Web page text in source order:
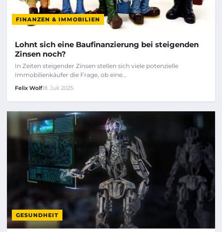
FINANZEN & IMMOBILIEN
Lohnt sich eine Baufinanzierung bei steigenden
Zinsen noch?
In Zeiten steigender Zinsen stellen sich viele potenzielle
Immobilienkäufer die Frage, ob eine…
Felix Wolf18. Juli 2025
GESUNDHEIT